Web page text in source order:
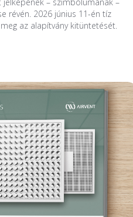
révén. 2026 június 11-én tíz
az alapítvány kitüntetését.